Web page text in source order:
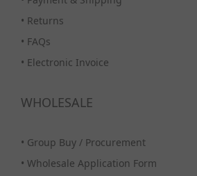
• Returns
• FAQs
• Electronic Invoice
WHOLESALE
• Group Buy / Procurement
• Wholesale Application Form